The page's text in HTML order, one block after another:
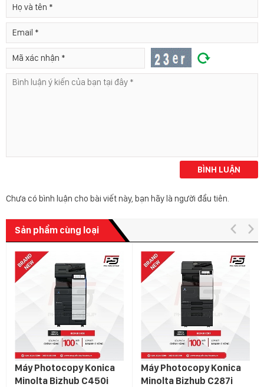
BÌNH LUẬN
Chưa có bình luận cho bài viết này, bạn hãy là người đầu tiên.
Sản phẩm cùng loại
Máy Photocopy Konica
Minolta Bizhub C450i
Máy Photocopy Konica
Minolta Bizhub C287i